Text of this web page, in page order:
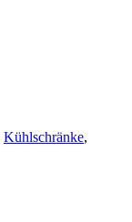
Kühlschränke,